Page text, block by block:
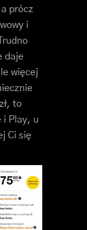
prócz
i
daje
więcej
to
i Play, u
Ci się